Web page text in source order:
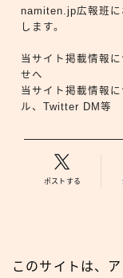
namiten.jp広報班に
します。
当サイト掲載情報
せへ
当サイト掲載情報
ル、Twitter DM等
ポストする
このサイトは、